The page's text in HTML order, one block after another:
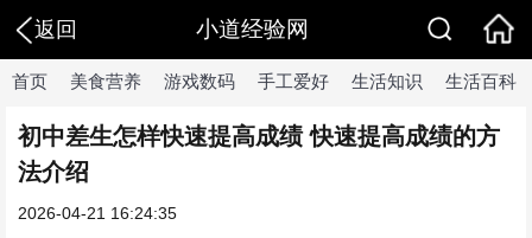
返回 小道经验网
首页 美食营养 游戏数码 手工爱好 生活知识 生活百科
初中差生怎样快速提高成绩 快速提高成绩的方
法介绍
2026-04-21 16:24:35